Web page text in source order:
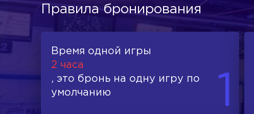
Правила бронирования
Время одной игры
2 часа
, это бронь на одну игру по
умолчанию
1